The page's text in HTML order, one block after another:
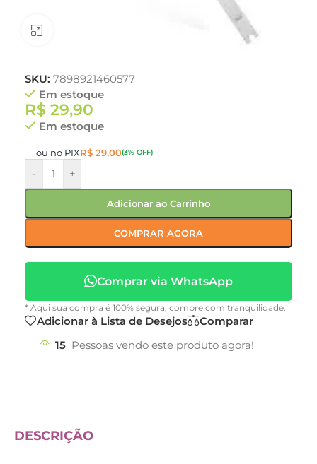
SKU: 7898921460577
Em estoque
R$ 29,90
Em estoque
ou no PIXR$ 29,00(3% OFF)
- +
Adicionar ao Carrinho
COMPRAR AGORA
Comprar via WhatsApp
* Aqui sua compra é 100% segura, compre com tranquilidade.
Adicionar à Lista de Desejos
Comparar
15 Pessoas vendo este produto agora!
DESCRIÇÃO